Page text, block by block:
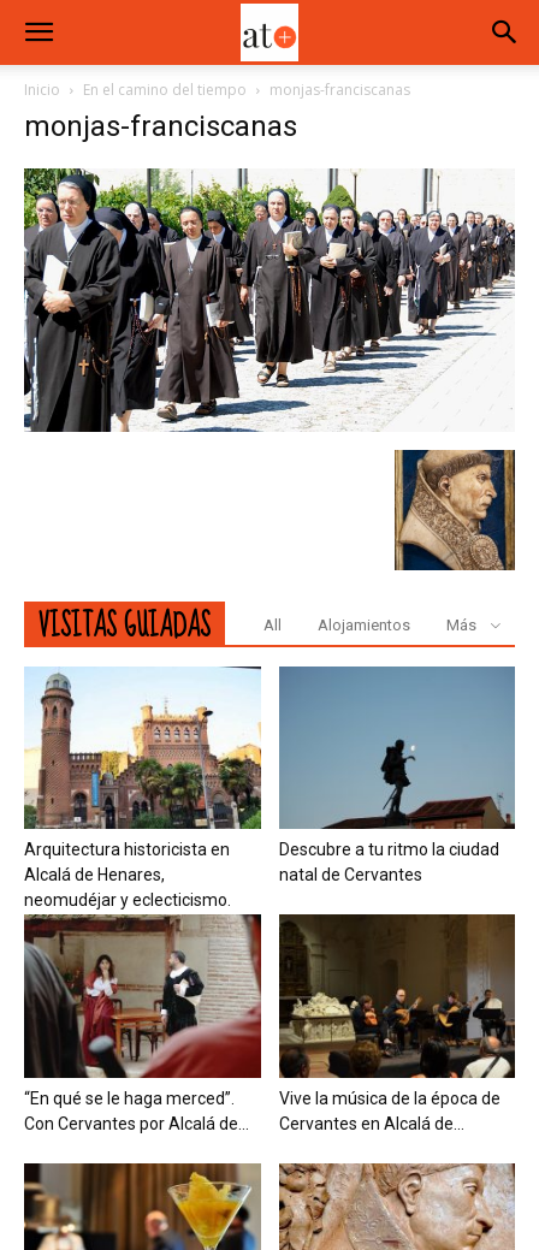
Inicio En el camino del tiempo monjas-franciscanas
monjas-franciscanas
VISITAS GUIADAS All Alojamientos Más
Arquitectura historicista en
Alcalá de Henares,
neomudéjar y eclecticismo.
Descubre a tu ritmo la ciudad
natal de Cervantes
“En qué se le haga merced”.
Con Cervantes por Alcalá de...
Vive la música de la época de
Cervantes en Alcalá de...